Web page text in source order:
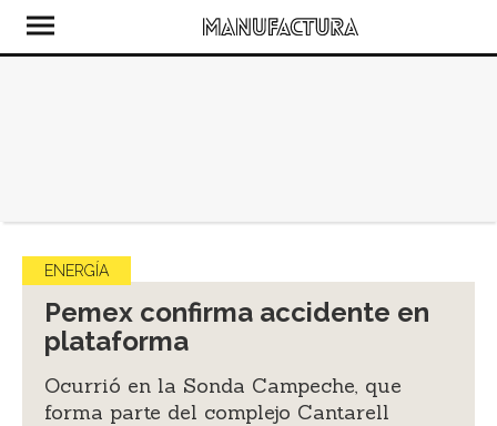
ENERGÍA
Pemex confirma accidente en
plataforma
Ocurrió en la Sonda Campeche, que
forma parte del complejo Cantarell